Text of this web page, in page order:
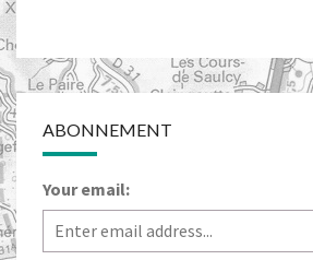
ABONNEMENT
Your email: